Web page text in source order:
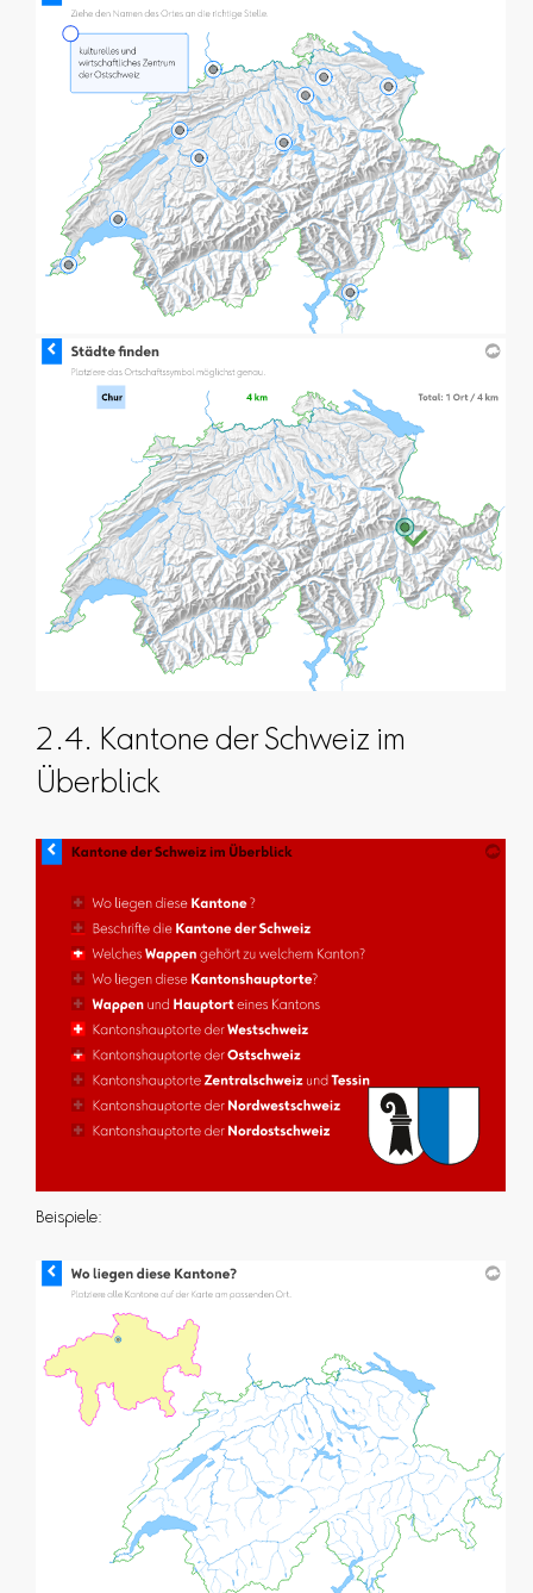
2.4. Kantone der Schweiz im
Überblick
Beispiele: